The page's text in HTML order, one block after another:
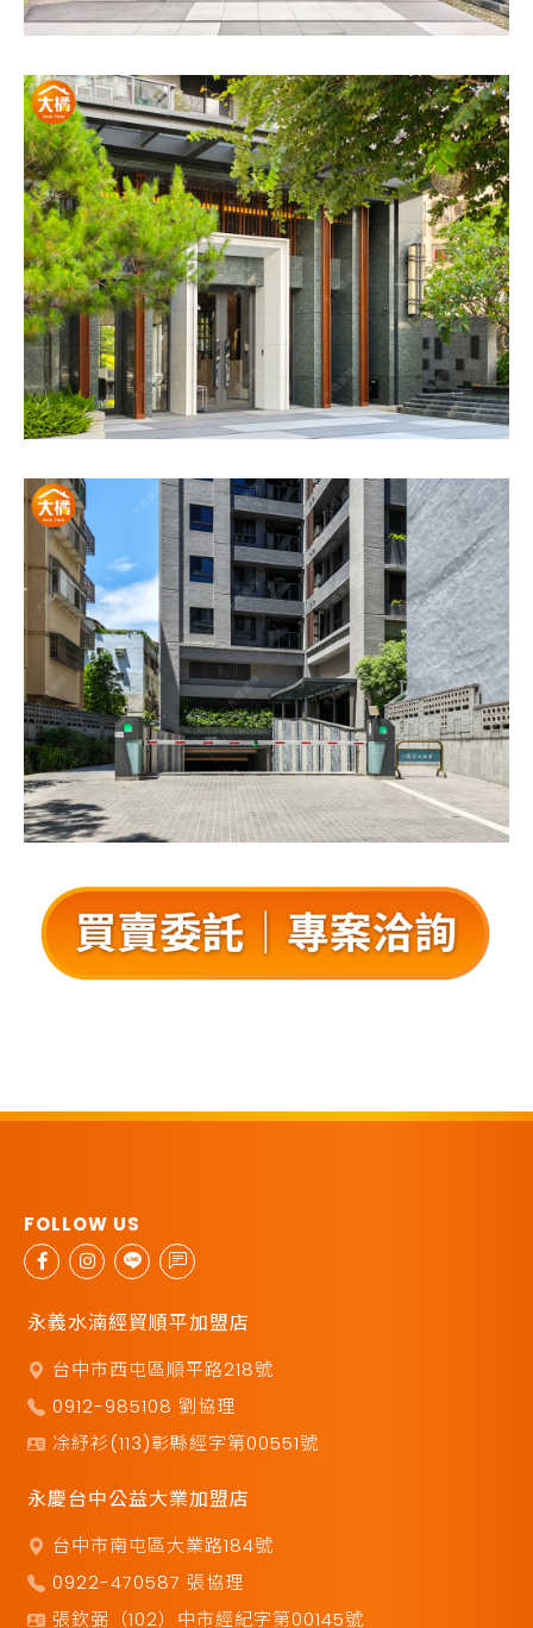
永義水湳經貿順平加盟店
台中市西屯區順平路218號
0912-985108 劉協理
凃紓衫(113)彰縣經字第00551號
永慶台中公益大業加盟店
台中市南屯區大業路184號
0922-470587 張協理
張欽弼（102）中市經紀字第00145號